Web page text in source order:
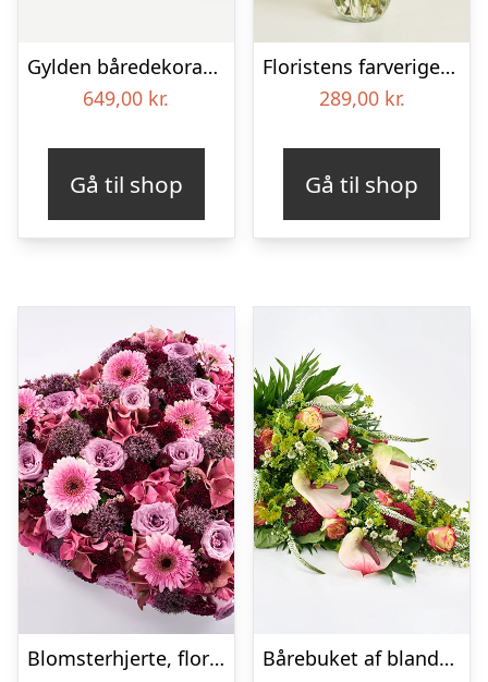
Gylden båredekoration
649,00 kr.
Gå til shop
Floristens farverige kondolencebuket
289,00 kr.
Gå til shop
Blomsterhjerte, floristens valg – Blomster til begravelse
Bårebuket af blandede blomster – Blomster til begravelse